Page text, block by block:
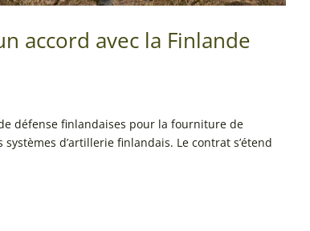
accord avec la Finlande
défense finlandaises pour la fourniture de
d’artillerie finlandais. Le contrat s’étend